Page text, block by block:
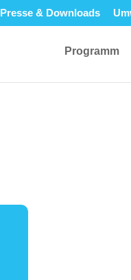
Presse & Downloads
Programm